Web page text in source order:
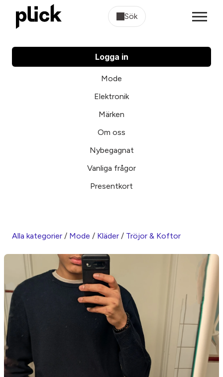
Sök
Logga in
Mode
Elektronik
Märken
Om oss
Nybegagnat
Vanliga frågor
Presentkort
Alla kategorier / Mode / Kläder / Tröjor & Koftor